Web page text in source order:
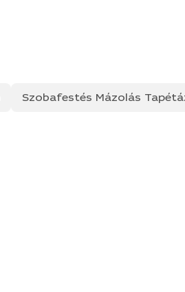
Szobafestés Mázolás